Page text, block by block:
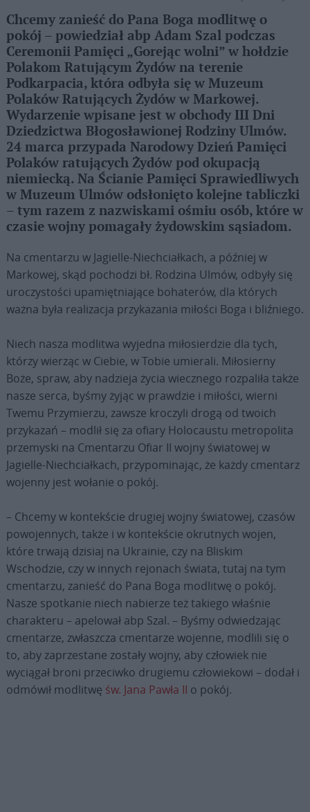
Chcemy zanieść do Pana Boga modlitwę o
pokój – powiedział abp Adam Szal podczas
Ceremonii Pamięci „Gorejąc wolni” w hołdzie
Polakom Ratującym Żydów na terenie
Podkarpacia, która odbyła się w Muzeum
Polaków Ratujących Żydów w Markowej.
Wydarzenie wpisane jest w obchody III Dni
Dziedzictwa Błogosławionej Rodziny Ulmów.
24 marca przypada Narodowy Dzień Pamięci
Polaków ratujących Żydów pod okupacją
niemiecką. Na Ścianie Pamięci Sprawiedliwych
w Muzeum Ulmów odsłonięto kolejne tabliczki
– tym razem z nazwiskami ośmiu osób, które w
czasie wojny pomagały żydowskim sąsiadom.
Na cmentarzu w Jagielle-Niechciałkach, a później w
Markowej, skąd pochodzi bł. Rodzina Ulmów, odbyły się
uroczystości upamiętniające bohaterów, dla których
ważna była realizacja przykazania miłości Boga i bliźniego.
Niech nasza modlitwa wyjedna miłosierdzie dla tych,
którzy wierząc w Ciebie, w Tobie umierali. Miłosierny
Boże, spraw, aby nadzieja życia wiecznego rozpaliła także
nasze serca, byśmy żyjąc w prawdzie i miłości, wierni
Twemu Przymierzu, zawsze kroczyli drogą od twoich
przykazań – modlił się za ofiary Holocaustu metropolita
przemyski na Cmentarzu Ofiar II wojny światowej w
Jagielle-Niechciałkach, przypominając, że każdy cmentarz
wojenny jest wołanie o pokój.
– Chcemy w kontekście drugiej wojny światowej, czasów
powojennych, także i w kontekście okrutnych wojen,
które trwają dzisiaj na Ukrainie, czy na Bliskim
Wschodzie, czy w innych rejonach świata, tutaj na tym
cmentarzu, zanieść do Pana Boga modlitwę o pokój.
Nasze spotkanie niech nabierze też takiego właśnie
charakteru – apelował abp Szal. – Byśmy odwiedzając
cmentarze, zwłaszcza cmentarze wojenne, modlili się o
to, aby zaprzestane zostały wojny, aby człowiek nie
wyciągał broni przeciwko drugiemu człowiekowi – dodał i
odmówił modlitwę św. Jana Pawła II o pokój.